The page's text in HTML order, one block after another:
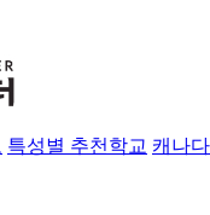
특성별 추천학교 캐나